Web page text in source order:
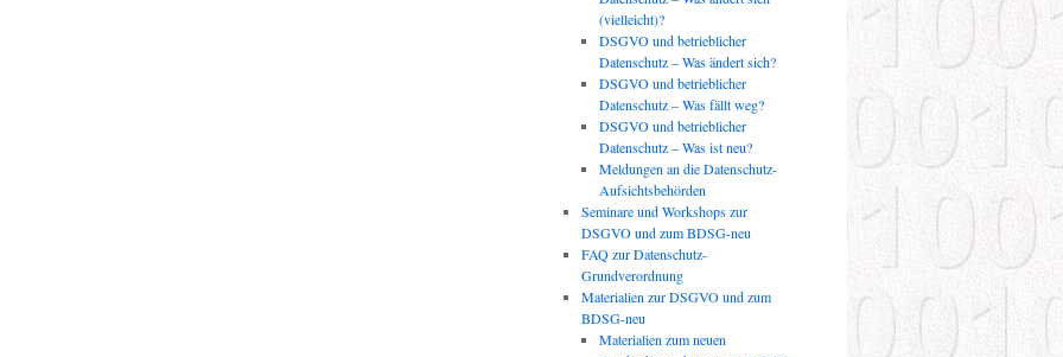
(vielleicht)?
DSGVO und betrieblicher
Datenschutz – Was ändert sich?
DSGVO und betrieblicher
Datenschutz – Was fällt weg?
DSGVO und betrieblicher
Datenschutz – Was ist neu?
Meldungen an die Datenschutz-
Aufsichtsbehörden
Seminare und Workshops zur
DSGVO und zum BDSG-neu
FAQ zur Datenschutz-
Grundverordnung
Materialien zur DSGVO und zum
BDSG-neu
Materialien zum neuen